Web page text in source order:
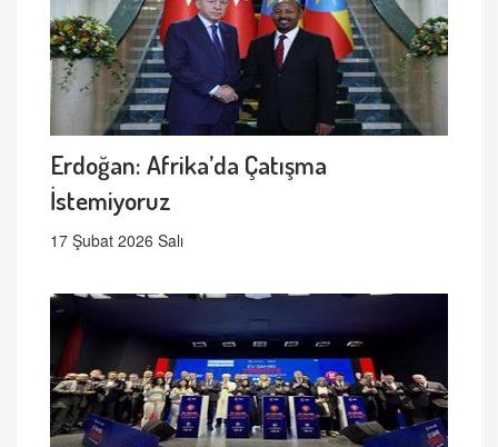
Erdoğan: Afrika’da Çatışma
İstemiyoruz
17 Şubat 2026 Salı